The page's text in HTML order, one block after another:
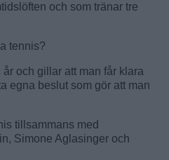
och som tränar tre
tennis?
och gillar att man får klara
egna beslut som gör att man
tillsammans med
Simone Aglasinger och